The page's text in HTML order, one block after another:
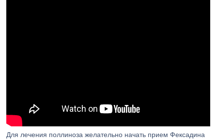
Для лечения поллиноза желательно начать прием Фексадина